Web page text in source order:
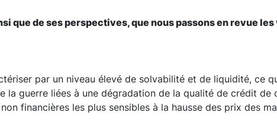
que de ses perspectives, que nous passons en revue
par un niveau élevé de solvabilité et de liquidité, ce
la guerre liées à une dégradation de la qualité de crédit de
financières les plus sensibles à la hausse des prix des